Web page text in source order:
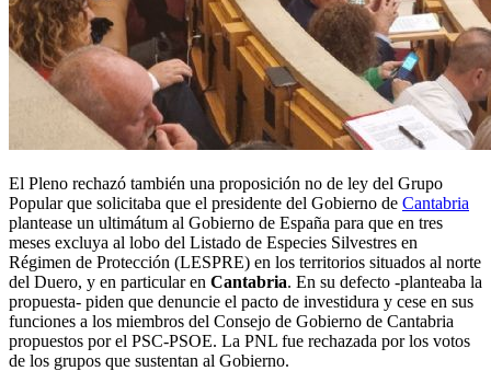
El Pleno rechazó también una proposición no de ley del Grupo
Popular que solicitaba que el presidente del Gobierno de Cantabria
plantease un ultimátum al Gobierno de España para que en tres
meses excluya al lobo del Listado de Especies Silvestres en
Régimen de Protección (LESPRE) en los territorios situados al norte
del Duero, y en particular en Cantabria. En su defecto -planteaba la
propuesta- piden que denuncie el pacto de investidura y cese en sus
funciones a los miembros del Consejo de Gobierno de Cantabria
propuestos por el PSC-PSOE. La PNL fue rechazada por los votos
de los grupos que sustentan al Gobierno.